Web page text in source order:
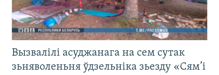
Вызвалілі асуджанага на сем сутак
зьняволеньня ўдзельніка зьезду «Сям’і